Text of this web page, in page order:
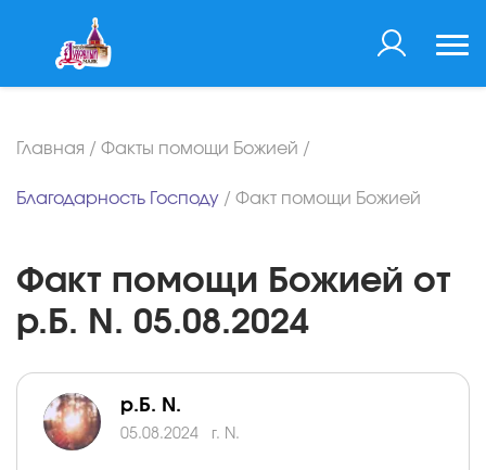
Главная / Факты помощи Божией /
Благодарность Господу / Факт помощи Божией
Факт помощи Божией от
р.Б. N. 05.08.2024
р.Б. N.
05.08.2024 г. N.